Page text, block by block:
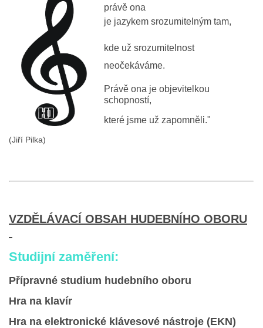
SOUBORY
VÝTVARNÝ OBOR
LITERÁRNĚ DRAMATICKÝ OBOR
PŘIJÍMACÍ TALENTOVÉ ZKOUŠKY
ÚŘEDNÍ DESKA
právě ona
je jazykem srozumitelným tam,
kde už srozumitelnost
neočekáváme.
Právě ona je objevitelkou
schopností,
které jsme už zapomněli."
(Jiří Pilka)
VZDĚLÁVACÍ OBSAH HUDEBNÍHO OBORU
Studijní zaměření:
Přípravné studium hudebního oboru
Hra na klavír
Hra na elektronické klávesové nástroje (EKN)